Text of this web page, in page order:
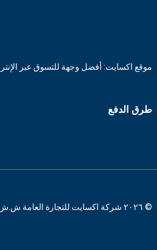
موقع اكسايت: أفضل وجهة للتسوق عبر
طرق الدفع
© ٢٠٢٦ شركة اكسايت للتجارة العامة ش.ش.و